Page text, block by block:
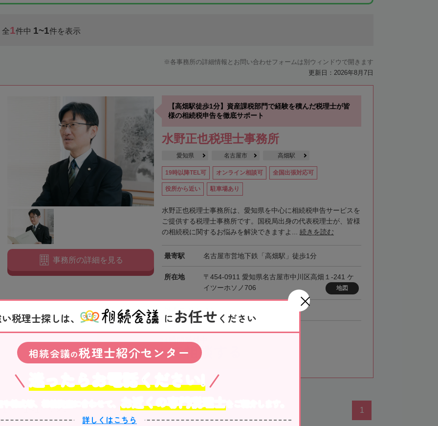
全1件中 1~1件を表示
各事務所の詳細情報とお問い合わせフォームは別ウィンドウで開きます
更新日：2026年8月7日
【高畑駅徒歩1分】資産課税部門で経験を積んだ税理士が皆
様の相続税申告を徹底サポート
水野正也税理士事務所
愛知県 名古屋市 高畑駅
19時以降TEL可 オンライン相談可 全国出張対応可
役所から近い 駐車場あり
水野正也税理士事務所は、愛知県を中心に相続税申告サービスを
ご提供する税理士事務所です。国税局出身の代表税理士が、皆様
の相続税に関するお悩みを解決できますよ... 続きを読む
最寄駅 名古屋市営地下鉄「高畑駅」徒歩1分
所在地
〒454-0911 愛知県名古屋市中川区高畑１-241 ケ
イツーホソノ706
地図
対応エリア 愛知
事務所の詳細を見る
24時間受付中
メールで相談する
1
税理士探しは、 にお任せ ください
相続会議の税理士紹介センター
迷ったらお電話ください!
お近くの専門税理士
詳しくはこちら